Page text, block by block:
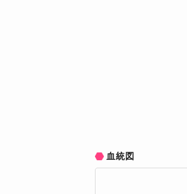
血統図